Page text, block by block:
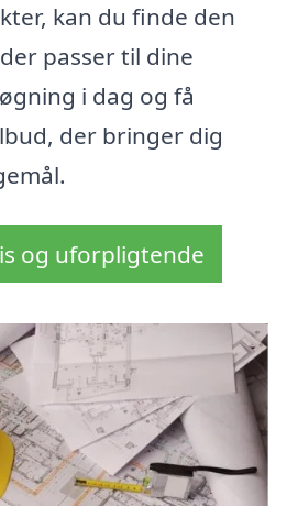
kan du finde den
passer til dine
i dag og få
der bringer dig
og uforpligtende